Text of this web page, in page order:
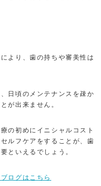
より、歯の持ちや審美性は
日頃のメンテナンスを疎か
が出来ません。
の初めにイニシャルコスト
ルフケアをすることが、歯
といえるでしょう。
ログはこちら